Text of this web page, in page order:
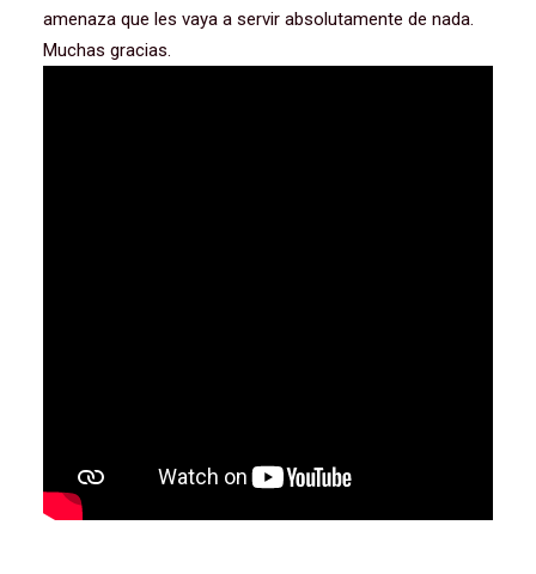
amenaza que les vaya a servir absolutamente de nada.
Muchas gracias.